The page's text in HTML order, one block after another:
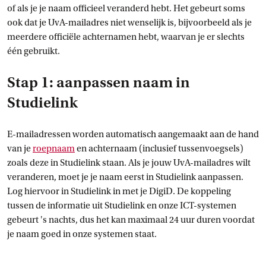
of als je je naam officieel veranderd hebt. Het gebeurt soms
ook dat je UvA-mailadres niet wenselijk is, bijvoorbeeld als je
meerdere officiële achternamen hebt, waarvan je er slechts
één gebruikt.
Stap 1: aanpassen naam in
Studielink
E-mailadressen worden automatisch aangemaakt aan de hand
van jeroepnaamen achternaam (inclusief tussenvoegsels)
zoals deze in Studielink staan. Als je jouw UvA-mailadres wilt
veranderen, moet je je naam eerst in Studielink aanpassen.
Log hiervoor in Studielink in met je DigiD. De koppeling
tussen de informatie uit Studielink en onze ICT-systemen
gebeurt 's nachts, dus het kan maximaal 24 uur duren voordat
je naam goed in onze systemen staat.